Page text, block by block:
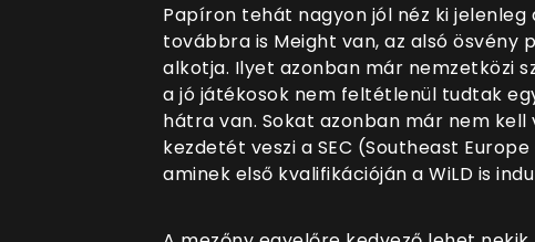
Papíron tehát nagyon jól néz ki jelenleg
továbbra is Meight van, az alsó ösvény
alkotja. Ilyet azonban már nemzetközi
a jó játékosok nem feltétlenül tudtak
hátra van. Sokat azonban már nem kell
kezdetét veszi a SEC (Southeast
aminek első kvalifikációján a WiLD is